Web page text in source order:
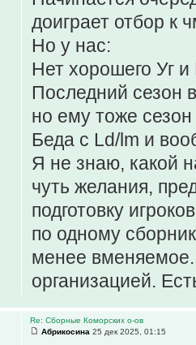
доиграет отбор к
Но у нас:
Нет хорошего Уг
Последний сезон
но ему тоже сезон
Беда с Ld/lm и
Я не знаю, какой
чуть желания,
подготовку
по одному
менее вменяемое.
организацией.
Re: Сборные Коморских о-ов
Абрикосина 25 дек 2025, 01:15